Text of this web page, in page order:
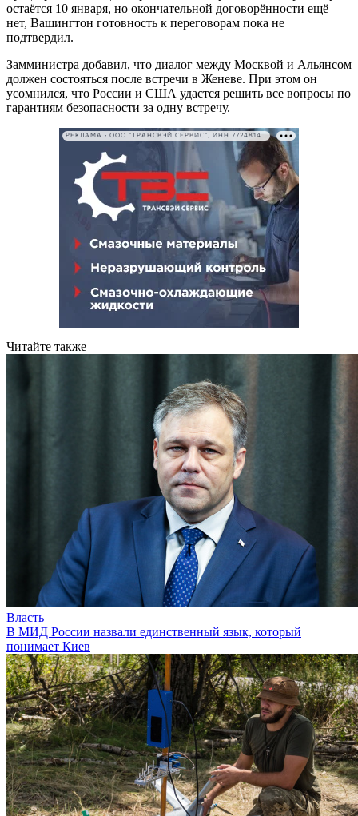
остаётся 10 января, но окончательной договорённости ещё
нет, Вашингтон готовность к переговорам пока не
подтвердил.
Замминистра добавил, что диалог между Москвой и Альянсом
должен состояться после встречи в Женеве. При этом он
усомнился, что России и США удастся решить все вопросы по
гарантиям безопасности за одну встречу.
РЕКЛАМА • ООО "ТРАНСВЭЙ СЕРВИС", ИНН 7724814198
Читайте также
Власть
В МИД России назвали единственный язык, который
понимает Киев